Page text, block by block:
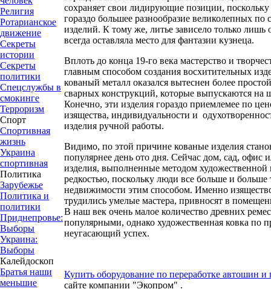
Религия
Ротарианское
движение
Секреты
истории
Секреты
политики
Спецслужбы в
смокинге
Терроризм
Спорт
Спортивная
жизнь
Украина
спортивная
Политика
Зарубежье
Политика и
политики
Приднепровье:
Выборы
Украина:
Выборы
Калейдоскоп
Братья наши
меньшие
сохраняет свои лидирующие позиции,
гораздо большее разнообразие великолепных по
изделий. К тому же, литье зависело только лишь
всегда оставляла место для фантазии кузнеца.
Вплоть до конца 19-го века мастерство и
главным способом создания восхитительных
кованый металл оказался вытеснен более
сварных конструкций, которые выпускаются на
Конечно, эти изделия гораздо приемлемее по
изящества, индивидуальности и
изделия ручной работы.
Видимо, по этой причине кованые изделия
популярнее день ото дня. Сейчас дом, сад, офис
изделия, выполненные методом художественной
редкостью, поскольку люди все больше и
недвижимости этим способом. Именно
трудились умелые мастера, привносят в
В наш век очень малое количество древних
популярными, однако художественная ковка по
неугасающий успех.
Купить оборудование по переработке автошин
сайте компании "Экопром" .